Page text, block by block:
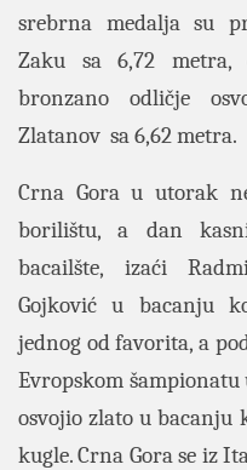
srebrna medalja su
Zaku sa 6,72
bronzano odličje
Zlatanov sa 6,62 metra.
Crna Gora u utorak
borilištu, a dan
bacailšte, izaći
Gojković u bacanju
jednog od favorita, a
Evropskom
osvojio zlato u bacanju
kugle. Crna Gora se iz